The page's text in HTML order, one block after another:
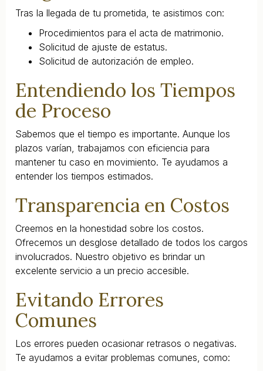
Tras la llegada de tu prometida, te asistimos con:
Procedimientos para el acta de matrimonio.
Solicitud de ajuste de estatus.
Solicitud de autorización de empleo.
Entendiendo los Tiempos
de Proceso
Sabemos que el tiempo es importante. Aunque los
plazos varían, trabajamos con eficiencia para
mantener tu caso en movimiento. Te ayudamos a
entender los tiempos estimados.
Transparencia en Costos
Creemos en la honestidad sobre los costos.
Ofrecemos un desglose detallado de todos los cargos
involucrados. Nuestro objetivo es brindar un
excelente servicio a un precio accesible.
Evitando Errores
Comunes
Los errores pueden ocasionar retrasos o negativas.
Te ayudamos a evitar problemas comunes, como: